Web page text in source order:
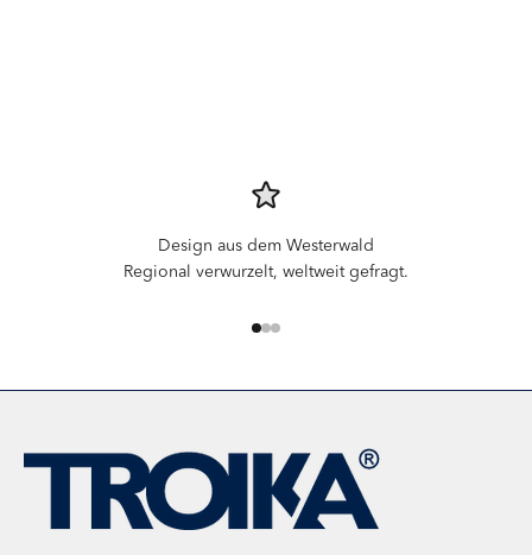
Design aus dem Westerwald
Regional verwurzelt, weltweit gefragt.